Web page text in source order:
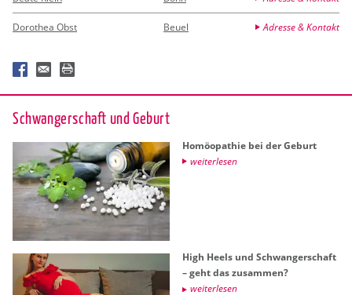
Dorothea Obst Beuel Adresse & Kontakt
Schwan­ger­schaft und Ge­burt
Ho­möo­pa­thie bei der Ge­burt
wei­ter­le­sen
High Heels und Schwan­ger­schaft
– geht das zu­sam­men?
wei­ter­le­sen